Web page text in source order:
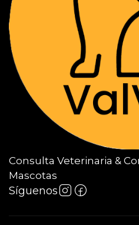
Consulta Veterinaria &
Mascotas
Síguenos